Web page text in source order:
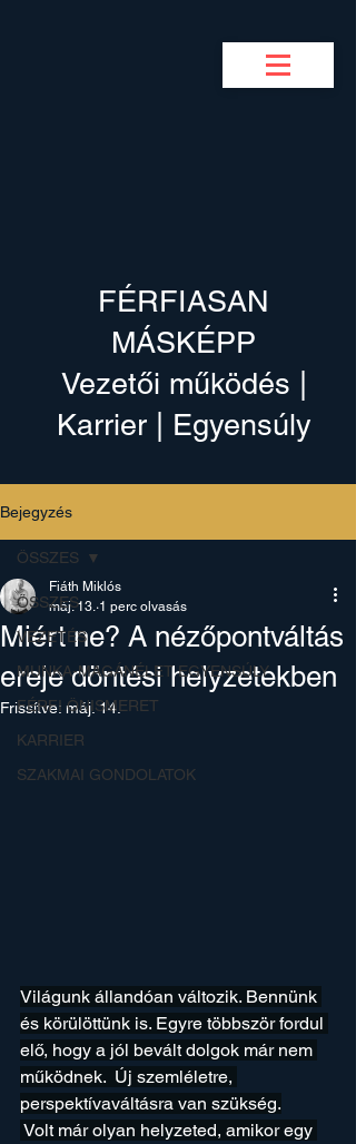
FÉRFIASAN
MÁSKÉPP
Vezetői működés |
Karrier | Egyensúly
Bejegyzés
ÖSSZES
VEZETÉS
MUNKA-MAGÁNÉLET EGYENSÚLY
FÉRFI ÖNISMERET
KARRIER
SZAKMAI GONDOLATOK
ÖSSZES
Miért ne? A nézőpontváltás
ereje döntési helyzetekben
Fiáth Miklós
máj. 13. 1 perc olvasás
Frissítve: máj. 14.
Világunk állandóan változik. Bennünk
és körülöttünk is. Egyre többször fordul
elő, hogy a jól bevált dolgok már nem
működnek.  Új szemléletre,
perspektívaváltásra van szükség.
Volt már olyan helyzeted, amikor egy